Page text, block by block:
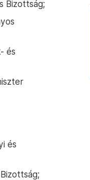
Bizottság;
és
és